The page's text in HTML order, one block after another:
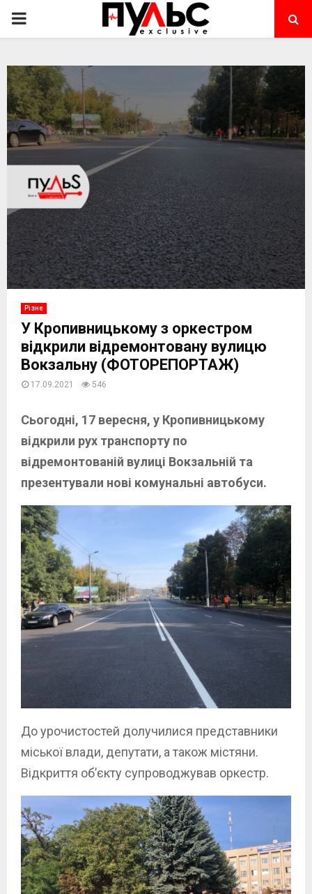
PRIMARY
Різне
У Кропивницькому з оркестром
відкрили відремонтовану вулицю
Вокзальну (ФОТОРЕПОРТАЖ)
17.09.2021 546
Сьогодні, 17 вересня, у Кропивницькому
відкрили рух транспорту по
відремонтованій вулиці Вокзальній та
презентували нові комунальні автобуси.
До урочистостей долучилися представники
міської влади, депутати, а також містяни.
Відкриття об’єкту супроводжував оркестр.